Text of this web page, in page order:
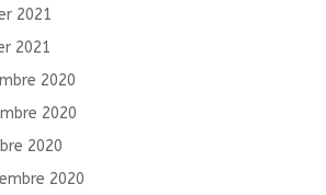
2021
2021
2020
2020
2020
2020